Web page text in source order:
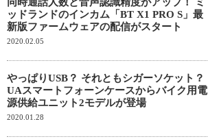
ッドランドのインカム「BT X1 PRO S」最
新版ファームウェアの配信がスタート
2020.02.05
やっぱりUSB？ それともシガーソケット？
UAスマートフォーンケースからバイク用電
源供給ユニット2モデルが登場
2020.01.28